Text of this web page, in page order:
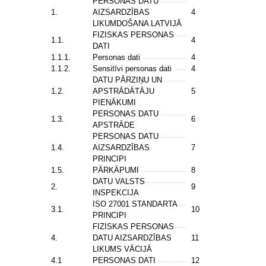
1.
AIZSARDZĪBAS
LIKUMDOŠANA LATVIJĀ
4
1.1.
FIZISKAS PERSONAS
DATI
4
1.1.1.
Personas dati
4
1.1.2.
Sensitīvi personas dati 4
1.2.
DATU PĀRZIŅU UN
APSTRĀDĀTĀJU
PIENĀKUMI
5
1.3.
PERSONAS DATU
APSTRĀDE
6
1.4.
PERSONAS DATU
AIZSARDZĪBAS
PRINCIPI
7
1.5. PĀRKĀPUMI
8
2.
DATU VALSTS
INSPEKCIJA
9
3.1.
ISO 27001 STANDARTA
PRINCIPI
10
4.
FIZISKAS PERSONAS
DATU AIZSARDZĪBAS
LIKUMS VĀCIJĀ
11
4.1 PERSONAS DATI 12